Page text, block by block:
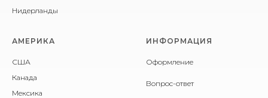
Нидерланды
АМЕРИКА
США
Канада
Мексика
ИНФОРМАЦИЯ
Оформление
Вопрос-ответ